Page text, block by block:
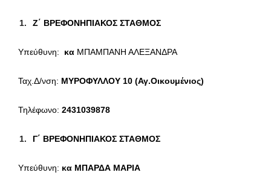
Ζ΄ ΒΡΕΦΟΝΗΠΙΑΚΟΣ ΣΤΑΘΜΟΣ
Υπεύθυνη: κα ΜΠΑΜΠΑΝΗ ΑΛΕΞΑΝΔΡΑ
Ταχ.Δ/νση: ΜΥΡΟΦΥΛΛΟΥ 10 (Αγ.Οικουμένιος)
Τηλέφωνο: 2431039878
Γ΄ ΒΡΕΦΟΝΗΠΙΑΚΟΣ ΣΤΑΘΜΟΣ
Υπεύθυνη: κα ΜΠΑΡΔΑ ΜΑΡΙΑ